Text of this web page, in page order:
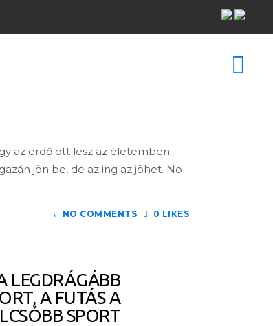
az erdő ott lesz az életemben.
jön be, de az ing az jöhet. No
NO COMMENTS 0 LIKES
LEGDRÁGÁBB
A FUTÁS A
SPORT